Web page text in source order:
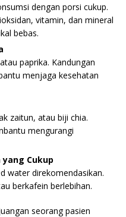
dengan porsi cukup.
vitamin, dan mineral
bebas.
paprika. Kandungan
menjaga kesehatan
zaitun, atau biji chia.
mengurangi
Cukup
water direkomendasikan.
berkafein berlebihan.
seorang pasien